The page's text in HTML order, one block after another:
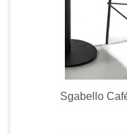
Sgabello